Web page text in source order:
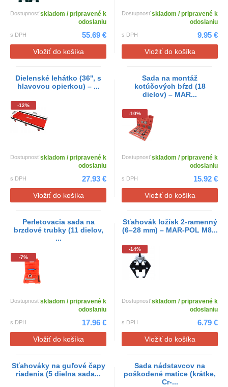
Dostupnosťskladom / pripravené k
odoslaniu
s DPH 55.69 €
Vložiť do košíka
Dostupnosťskladom / pripravené k
odoslaniu
s DPH 9.95 €
Vložiť do košíka
Dielenské lehátko (36'', s
hlavovou opierkou) – ...
-12%
Dostupnosťskladom / pripravené k
odoslaniu
s DPH 27.93 €
Vložiť do košíka
Sada na montáž
kotúčových bŕzd (18
dielov) – MAR...
-10%
Dostupnosťskladom / pripravené k
odoslaniu
s DPH 15.92 €
Vložiť do košíka
Perletovacia sada na
brzdové trubky (11 dielov,
...
-7%
Dostupnosťskladom / pripravené k
odoslaniu
s DPH 17.96 €
Vložiť do košíka
Sťahovák ložísk 2-ramenný
(6–28 mm) – MAR-POL M8...
-14%
Dostupnosťskladom / pripravené k
odoslaniu
s DPH 6.79 €
Vložiť do košíka
Sťahováky na guľové čapy
riadenia (5 dielna sada...
Sada nádstavcov na
poškodené matice (krátke,
Cr-...